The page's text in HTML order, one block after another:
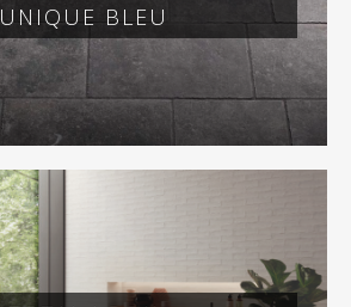
UNIQUE BLEU